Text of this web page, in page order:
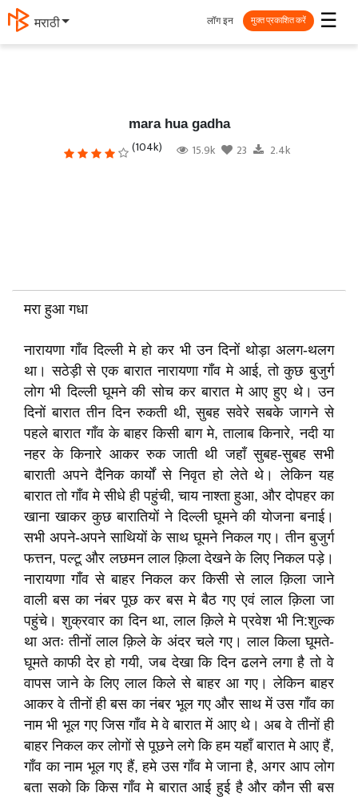
मराठी ☰
लॉग इन मुक्त प्रकाशित करें
mara hua gadha
(104k) 15.9k 23 2.4k
मरा हुआ गधा
नारायणा गाँव दिल्ली मे हो कर भी उन दिनों थोड़ा अलग-थलग
था। सठेड़ी से एक बारात नारायणा गाँव मे आई, तो कुछ बुजुर्ग
लोग भी दिल्ली घूमने की सोच कर बारात मे आए हुए थे। उन
दिनों बारात तीन दिन रुकती थी, सुबह सवेरे सबके जागने से
पहले बारात गाँव के बाहर किसी बाग मे, तालाब किनारे, नदी या
नहर के किनारे आकर रुक जाती थी जहाँ सुबह-सुबह सभी
बाराती अपने दैनिक कार्यों से निवृत हो लेते थे। लेकिन यह
बारात तो गाँव मे सीधे ही पहुंची, चाय नाश्ता हुआ, और दोपहर का
खाना खाकर कुछ बारातियों ने दिल्ली घूमने की योजना बनाई।
सभी अपने-अपने साथियों के साथ घूमने निकल गए। तीन बुजुर्ग
फत्तन, पल्टू और लछमन लाल क़िला देखने के लिए निकल पड़े।
नारायणा गाँव से बाहर निकल कर किसी से लाल क़िला जाने
वाली बस का नंबर पूछ कर बस मे बैठ गए एवं लाल क़िला जा
पहुंचे। शुक्रवार का दिन था, लाल क़िले मे प्रवेश भी नि:शुल्क
था अतः तीनों लाल क़िले के अंदर चले गए। लाल किला घूमते-
घूमते काफी देर हो गयी, जब देखा कि दिन ढलने लगा है तो वे
वापस जाने के लिए लाल किले से बाहर आ गए। लेकिन बाहर
आकर वे तीनों ही बस का नंबर भूल गए और साथ में उस गाँव का
नाम भी भूल गए जिस गाँव मे वे बारात में आए थे। अब वे तीनों ही
बाहर निकल कर लोगों से पूछने लगे कि हम यहाँ बारात मे आए हैं,
गाँव का नाम भूल गए हैं, हमे उस गाँव मे जाना है, अगर आप लोग
बता सको कि किस गाँव मे बारात आई हुई है और कौन सी बस